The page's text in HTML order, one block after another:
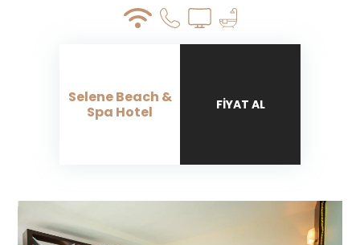
Selene Beach &
Spa Hotel
FIYAT AL